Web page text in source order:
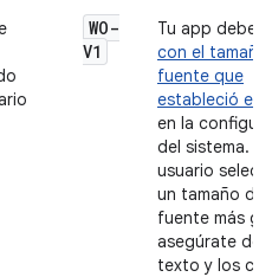
WO-
V1
Tu app debe
con el
fuente que
estableció el
en la
del sistema. Si
usuario
un tamaño de
fuente más
asegúrate de
texto y los